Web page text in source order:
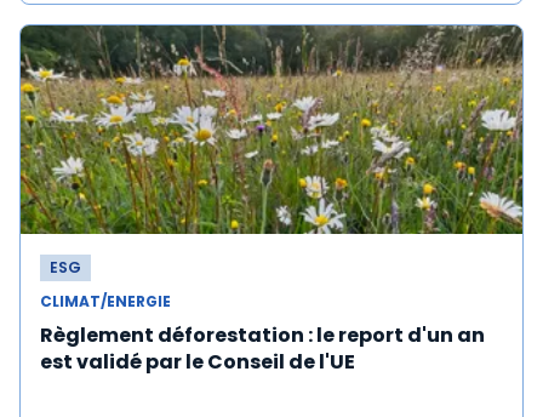
ESG
CLIMAT/ENERGIE
Règlement déforestation : le report d'un an
est validé par le Conseil de l'UE